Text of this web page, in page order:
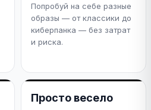
Попробуй на себе разные
образы — от классики до
киберпанка — без затрат
и риска.
Просто весело